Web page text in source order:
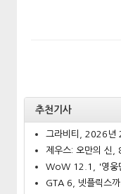
추천기사
그라비티, 2026년
제우스: 오만의 신,
WoW 12.1, '영웅
GTA 6, 넷플릭스